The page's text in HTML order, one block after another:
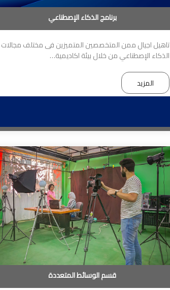
برنامج الذكاء الإصطناعي
تاهيل اجيال ممن المتخصصين المتميزين فى مختلف مجالات
الذكاء الإصطناعي من خلال بيئة اكاديمية…
المزيد
قسم الوسائط المتعددة